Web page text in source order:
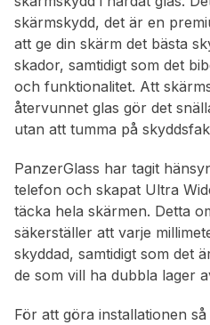
skärmskydd, det är en
att ge din skärm det bästa
skador, samtidigt som det
och funktionalitet. Att
återvunnet glas gör det
utan att tumma på
PanzerGlass har tagit
telefon och skapat Ultra
täcka hela skärmen. Detta
säkerställer att varje
skyddad, samtidigt som det
de som vill ha dubbla lager
För att göra installationen